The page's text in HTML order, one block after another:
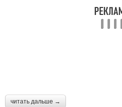
читать дальше →